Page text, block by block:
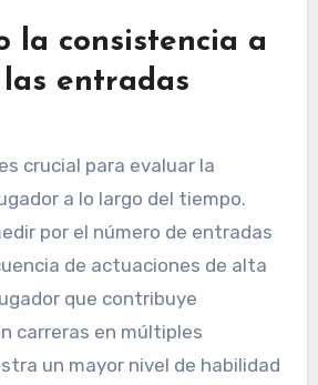
la consistencia a
entradas
crucial para evaluar la
a lo largo del tiempo.
por el número de entradas
de actuaciones de alta
que contribuye
carreras en múltiples
un mayor nivel de habilidad